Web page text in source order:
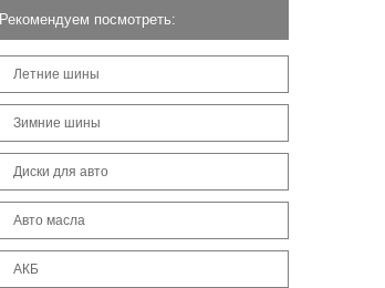
Рекомендуем посмотреть:
Летние шины
Зимние шины
Диски для авто
Авто масла
АКБ